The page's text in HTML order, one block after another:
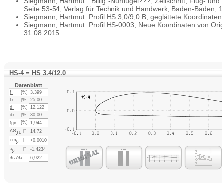
Seite 53-54, Verlag für Technik und Handwerk, Baden-Baden,
Siegmann, Hartmut: Profil HS 3,0/9,0 B , geglättete
Siegmann, Hartmut: Profil HS-0003 , Neue Koordinaten von
31.08.2015
HS-4 = HS 3.4/12.0
Datenblatt
f [%]
3,399
fx
[%]
25,00
d
[%]
12,122
dx
[%]
30,00
rLE [%]
1,944
ΔΘTE [°]
14,72
cm0 [-]
+0,0010
a0 [°]
-1,4234
∂ca⁄∂a 6,922